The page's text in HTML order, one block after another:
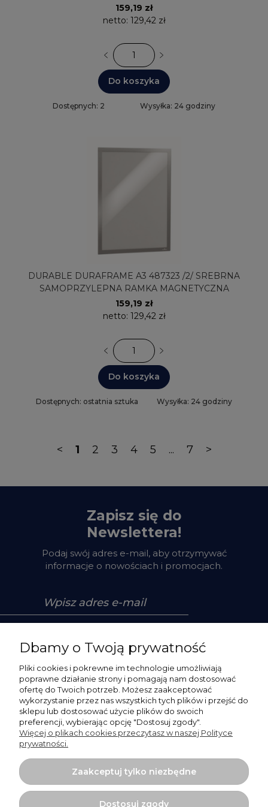
159,19 zł
netto: 129,42 zł
Do koszyka
Dostępnych: 2 Wysyłka: 24 godziny
DURABLE DURAFRAME A3 487323 /2/ SREBRNA
SAMOPRZYLEPNA RAMKA MAGNETYCZNA
159,19 zł
netto: 129,42 zł
Do koszyka
Dostępnych: ostatnia sztuka Wysyłka: 24 godziny
< 1 2 3 4 5 ... 7 >
Zapisz się do
Newslettera!
Podaj swój adres e-mail, aby otrzymywać
informacje o nowościach i promocjach.
Pomoc
Moje konto
Płatności i dostawa
O nas
Dbamy o Twoją prywatność
Pliki cookies i pokrewne im technologie umożliwiają
poprawne działanie strony i pomagają nam dostosować
ofertę do Twoich potrzeb. Możesz zaakceptować
wykorzystanie przez nas wszystkich tych plików i przejść do
sklepu lub dostosować użycie plików do swoich
preferencji, wybierając opcję "Dostosuj zgody".
Więcej o plikach cookies przeczytasz w naszej Polityce
prywatności.
Zaakceptuj tylko niezbędne
Dostosuj zgody